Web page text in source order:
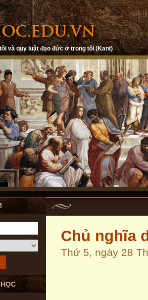
và quy luật đạo đức ở trong tôi (Kant)
Chủ nghĩa
Thứ 5, ngày 28